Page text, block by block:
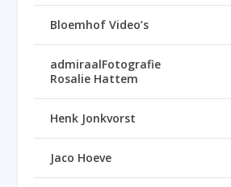
Bloemhof Video’s
admiraalFotografie
Rosalie Hattem
Henk Jonkvorst
Jaco Hoeve